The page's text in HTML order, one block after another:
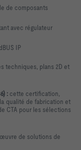
de composants
avec régulateur
IP
techniques, plans 2D et
: cette certification,
qualité de fabrication et
CTA pour les sélections
de solutions de